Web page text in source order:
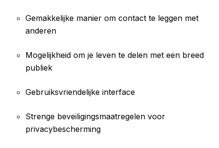
Gemakkelijke manier om contact te leggen met
anderen
Mogelijkheid om je leven te delen met een breed
publiek
Gebruiksvriendelijke interface
Strenge beveiligingsmaatregelen voor
privacybescherming